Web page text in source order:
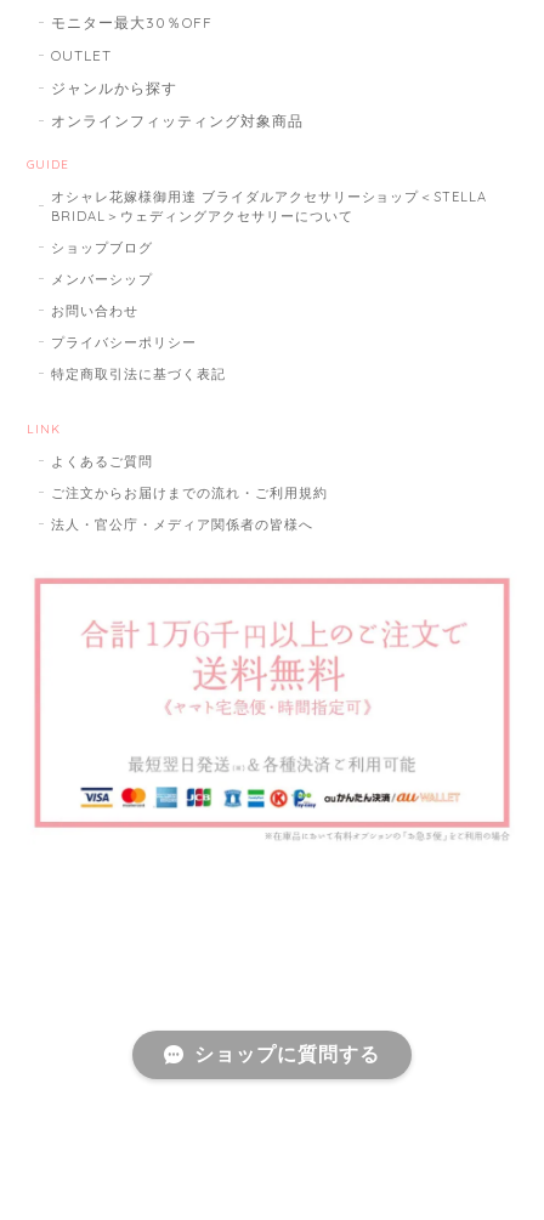
モニター最大30％OFF
OUTLET
ジャンルから探す
オンラインフィッティング対象商品
GUIDE
オシャレ花嫁様御用達 ブライダルアクセサリーショップ＜STELLA
BRIDAL＞ウェディングアクセサリーについて
ショップブログ
メンバーシップ
お問い合わせ
プライバシーポリシー
特定商取引法に基づく表記
LINK
よくあるご質問
ご注文からお届けまでの流れ・ご利用規約
法人・官公庁・メディア関係者の皆様へ
ショップに質問する